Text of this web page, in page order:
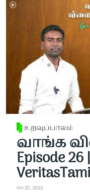
உறவுப்பாலம்
வாங்க
Episode
Oct 25, 2022